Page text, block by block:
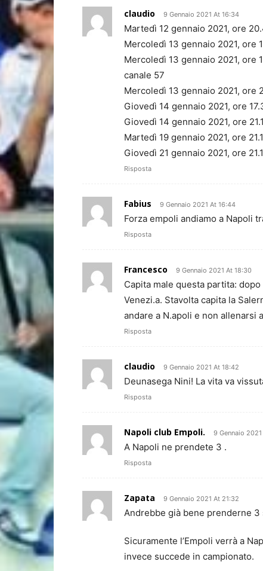
claudio 9 Gennaio 2021 At 16:34
Martedì 12 gennaio 2021, ore
Mercoledì 13 gennaio 2021, ore
Mercoledì 13 gennaio 2021, ore
canale 57
Mercoledì 13 gennaio 2021, ore
Giovedì 14 gennaio 2021, ore
Giovedì 14 gennaio 2021, ore
Martedì 19 gennaio 2021, ore
Giovedì 21 gennaio 2021, ore
Risposta
Fabius 9 Gennaio 2021 At 16:44
Forza empoli andiamo a Napoli
Risposta
Francesco 9 Gennaio 2021 At 18:30
Capita male questa partita:
Venezi.a. Stavolta capita la
andare a N.apoli e non allenarsi
Risposta
claudio 9 Gennaio 2021 At 18:42
Deunasega Nini! La vita va
Risposta
Napoli club Empoli. 9 Gennaio
A Napoli ne prendete 3 .
Risposta
Zapata 9 Gennaio 2021 At 21:32
Andrebbe già bene prenderne 3
Sicuramente l’Empoli verrà a
invece succede in campionato.